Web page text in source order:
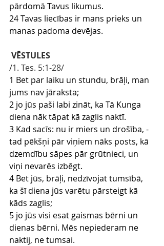
pārdomā Tavus likumus.
24 Tavas liecības ir mans prieks un
manas padoma devējas.
VĒSTULES
/1. Tes. 5:1-28/
1 Bet par laiku un stundu, brāļi, man
jums nav jāraksta;
2 jo jūs paši labi zināt, ka Tā Kunga
diena nāk tāpat kā zaglis naktī.
3 Kad sacīs: nu ir miers un drošība, -
tad pēkšņi pār viņiem nāks posts, kā
dzemdību sāpes pār grūtnieci, un
viņi nevarēs izbēgt.
4 Bet jūs, brāļi, nedzīvojat tumsībā,
ka šī diena jūs varētu pārsteigt kā
kāds zaglis;
5 jo jūs visi esat gaismas bērni un
dienas bērni. Mēs nepiederam ne
naktij, ne tumsai.